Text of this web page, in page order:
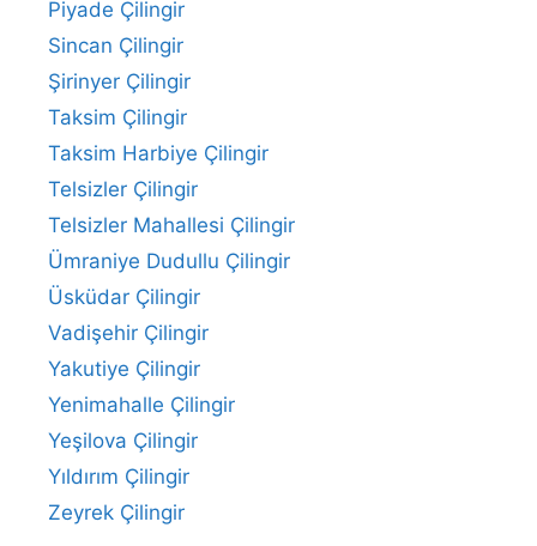
Piyade Çilingir
Sincan Çilingir
Şirinyer Çilingir
Taksim Çilingir
Taksim Harbiye Çilingir
Telsizler Çilingir
Telsizler Mahallesi Çilingir
Ümraniye Dudullu Çilingir
Üsküdar Çilingir
Vadişehir Çilingir
Yakutiye Çilingir
Yenimahalle Çilingir
Yeşilova Çilingir
Yıldırım Çilingir
Zeyrek Çilingir